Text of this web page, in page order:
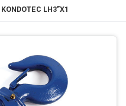
LH3”X1